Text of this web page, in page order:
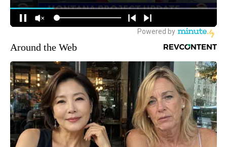
Around the Web